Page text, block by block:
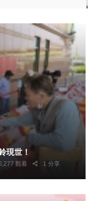
眾紅鈴現世！
觀看 1 分享